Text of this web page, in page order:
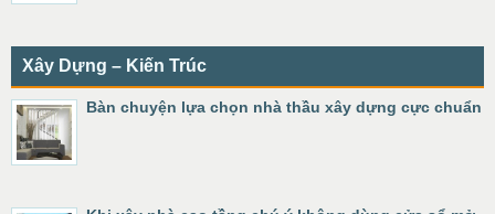
Xây Dựng – Kiến Trúc
Bàn chuyện lựa chọn nhà thầu xây dựng cực chuẩn